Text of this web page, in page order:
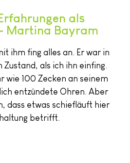
als
Martina Bayram
ihm fing alles an. Er war in
als ich ihn einfing.
wie 100 Zecken an seinem
entzündete Ohren. Aber
dass etwas schiefläuft hier
betrifft.